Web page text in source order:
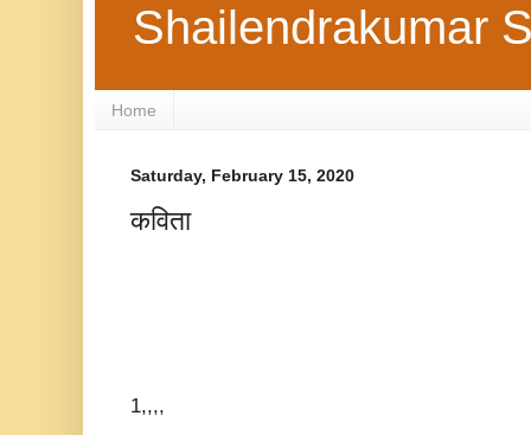
Shailendrakumar
Home
Saturday, February 15, 2020
कविता
1,,,,